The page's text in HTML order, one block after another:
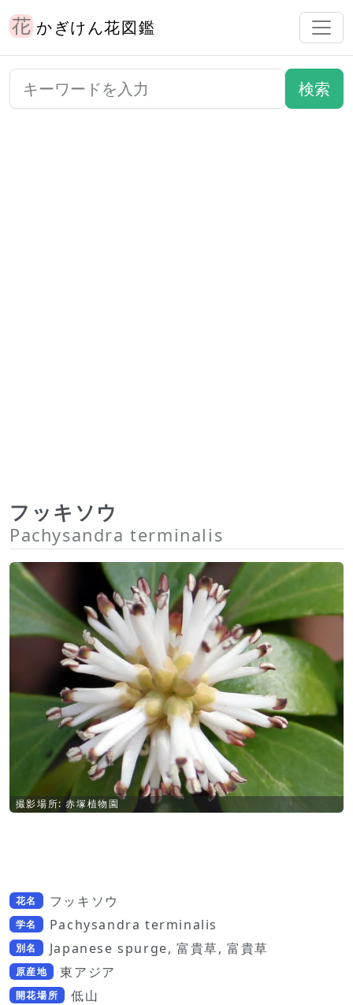
かぎけん花図鑑
フッキソウ
Pachysandra terminalis
撮影場所: 赤塚植物園
花名 フッキソウ
学名 Pachysandra terminalis
別名 Japanese spurge, 富貴草, 富貴草
原産地 東アジア
開花場所 低山